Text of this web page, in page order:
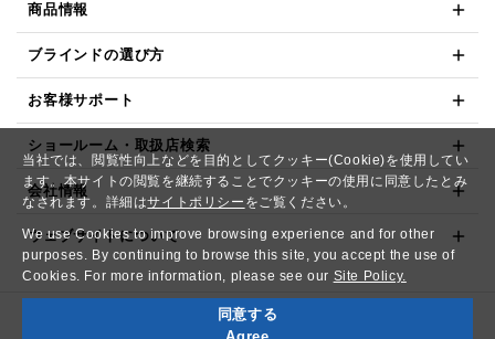
当社では、閲覧性向上などを目的としてクッキー(Cookie)を使用してい
ます。本サイトの閲覧を継続することでクッキーの使用に同意したとみ
なされます。詳細はサイトポリシー をご覧ください。
We use Cookies to improve browsing experience and for other
purposes. By continuing to browse this site, you accept the use of
Cookies. For more information, please see our Site Policy.
同意する
商品情報
ブラインドの選び方
お客様サポート
ショールーム・取扱店検索
会社情報
ウェブサイトについて
Copyright© NICHIBEI CO.,LTD. All Rights Reserved.